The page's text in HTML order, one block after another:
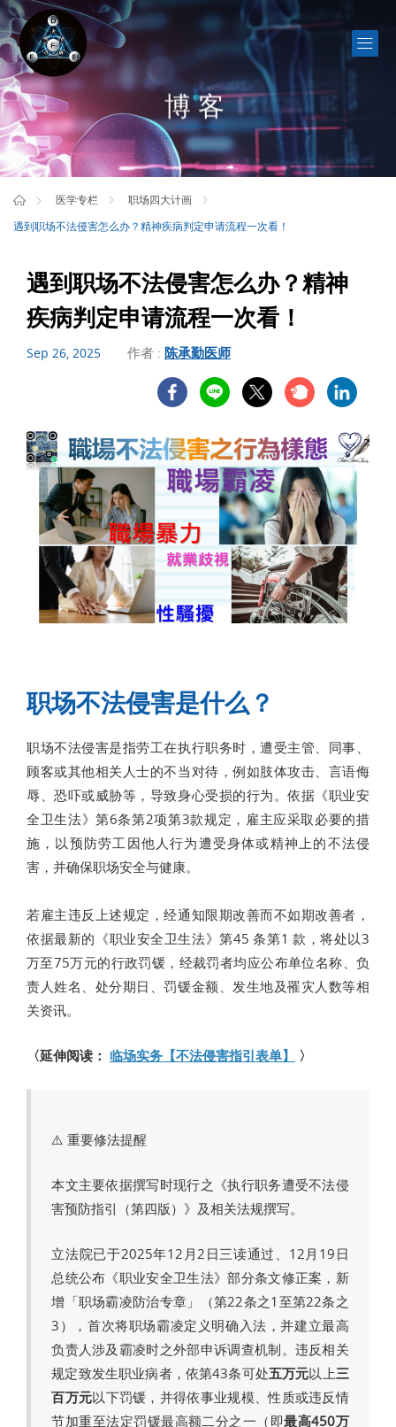
博客
医学专栏
职场四大计画
遇到职场不法侵害怎么办？精神疾病判定申请流程一次看！
遇到职场不法侵害怎么办？精神
疾病判定申请流程一次看！
Sep 26, 2025 作者 : 陈承勤医师
职场不法侵害是什么？
职场不法侵害是指劳工在执行职务时，遭受主管、同事、
顾客或其他相关人士的不当对待，例如肢体攻击、言语侮
辱、恐吓或威胁等，导致身心受损的行为。依据《职业安
全卫生法》第6条第2项第3款规定，雇主应采取必要的措
施，以预防劳工因他人行为遭受身体或精神上的不法侵
害，并确保职场安全与健康。
若雇主违反上述规定，经通知限期改善而不如期改善者，
依据最新的《职业安全卫生法》第45 条第1 款，将处以3
万至75万元的行政罚锾，经裁罚者均应公布单位名称、负
责人姓名、处分期日、罚锾金额、发生地及罹灾人数等相
关资讯。
〈延伸阅读： 临场实务【不法侵害指引表单】 〉
⚠️ 重要修法提醒
本文主要依据撰写时现行之《执行职务遭受不法侵
害预防指引（第四版）》及相关法规撰写。
立法院已于2025年12月2日三读通过、12月19日
总统公布《职业安全卫生法》部分条文修正案，新
增「职场霸凌防治专章」（第22条之1至第22条之
3），首次将职场霸凌定义明确入法，并建立最高
负责人涉及霸凌时之外部申诉调查机制。违反相关
规定致发生职业病者，依第43条可处五万元以上三
百万元以下罚锾，并得依事业规模、性质或违反情
节加重至法定罚锾最高额二分之一（即最高450万